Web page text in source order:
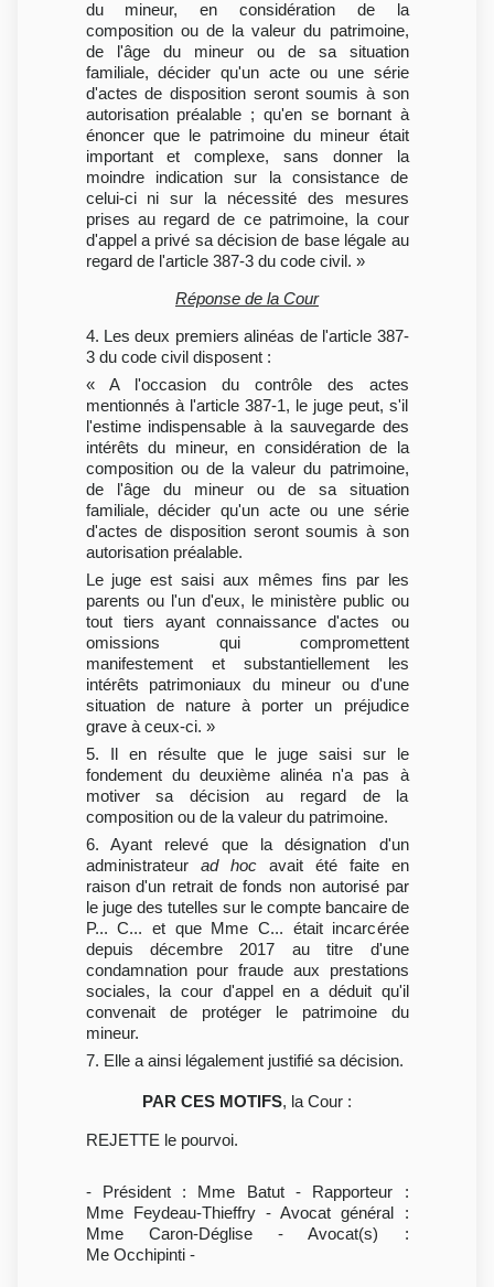
du mineur, en considération de la
composition ou de la valeur du patrimoine,
de l'âge du mineur ou de sa situation
familiale, décider qu'un acte ou une série
d'actes de disposition seront soumis à son
autorisation préalable ; qu'en se bornant à
énoncer que le patrimoine du mineur était
important et complexe, sans donner la
moindre indication sur la consistance de
celui-ci ni sur la nécessité des mesures
prises au regard de ce patrimoine, la cour
d'appel a privé sa décision de base légale au
regard de l'article 387-3 du code civil. »
Réponse de la Cour
4. Les deux premiers alinéas de l'article 387-
3 du code civil disposent :
« A l'occasion du contrôle des actes
mentionnés à l'article 387-1, le juge peut, s'il
l'estime indispensable à la sauvegarde des
intérêts du mineur, en considération de la
composition ou de la valeur du patrimoine,
de l'âge du mineur ou de sa situation
familiale, décider qu'un acte ou une série
d'actes de disposition seront soumis à son
autorisation préalable.
Le juge est saisi aux mêmes fins par les
parents ou l'un d'eux, le ministère public ou
tout tiers ayant connaissance d'actes ou
omissions qui compromettent
manifestement et substantiellement les
intérêts patrimoniaux du mineur ou d'une
situation de nature à porter un préjudice
grave à ceux-ci. »
5. Il en résulte que le juge saisi sur le
fondement du deuxième alinéa n'a pas à
motiver sa décision au regard de la
composition ou de la valeur du patrimoine.
6. Ayant relevé que la désignation d'un
administrateur ad hocavait été faite en
raison d'un retrait de fonds non autorisé par
le juge des tutelles sur le compte bancaire de
P... C... et que Mme C... était incarcérée
depuis décembre 2017 au titre d'une
condamnation pour fraude aux prestations
sociales, la cour d'appel en a déduit qu'il
convenait de protéger le patrimoine du
mineur.
7. Elle a ainsi légalement justifié sa décision.
PAR CES MOTIFS, la Cour :
REJETTE le pourvoi.
- Président : Mme Batut - Rapporteur :
Mme Feydeau-Thieffry - Avocat général :
Mme Caron-Déglise - Avocat(s) :
Me Occhipinti -